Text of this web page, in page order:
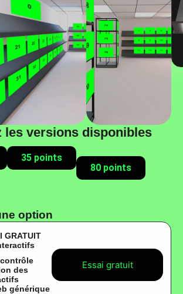
les versions disponibles
35 points
80 points
option
GRATUIT
des
générique
Essai gratuit